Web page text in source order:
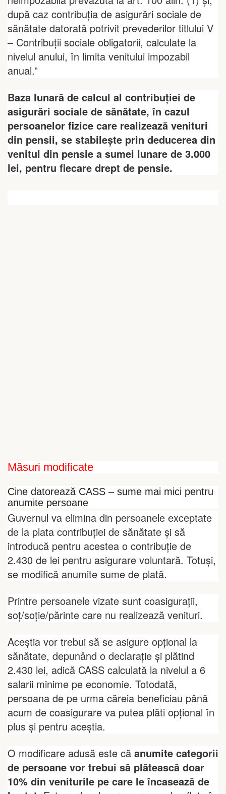
după caz contribuţia de asigurări sociale de
sănătate datorată potrivit prevederilor titlului V
– Contribuţii sociale obligatorii, calculate la
nivelul anului, în limita venitului impozabil
anual.”
Baza lunară de calcul al contribuţiei de
asigurări sociale de sănătate, în cazul
persoanelor fizice care realizează venituri
din pensii, se stabilește prin deducerea din
venitul din pensie a sumei lunare de 3.000
lei, pentru fiecare drept de pensie.
Măsuri modificate
Cine datorează CASS – sume mai mici pentru
anumite persoane
Guvernul va elimina din persoanele exceptate
de la plata contribuției de sănătate și să
introducă pentru acestea o contribuție de
2.430 de lei pentru asigurare voluntară. Totuși,
se modifică anumite sume de plată.
Printre persoanele vizate sunt coasigurații,
soț/soție/părinte care nu realizează venituri.
Aceștia vor trebui să se asigure opțional la
sănătate, depunând o declarație și plătind
2.430 lei, adică CASS calculată la nivelul a 6
salarii minime pe economie. Totodată,
persoana de pe urma căreia beneficiau până
acum de coasigurare va putea plăti opțional în
plus și pentru aceștia.
O modificare adusă este că anumite categorii
de persoane vor trebui să plătească doar
10% din veniturile pe care le încasează de